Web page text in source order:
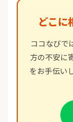
どこに
ココなびで
方の不安に
をお手伝い